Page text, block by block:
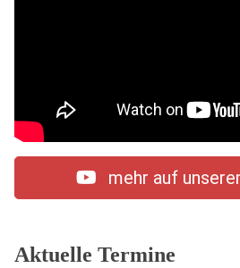
mehr auf
Aktuelle Termine